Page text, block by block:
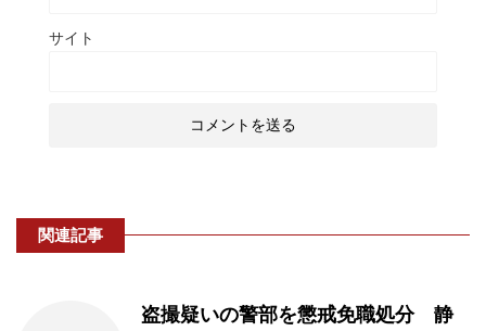
サイト
関連記事
盗撮疑いの警部を懲戒免職処分 静